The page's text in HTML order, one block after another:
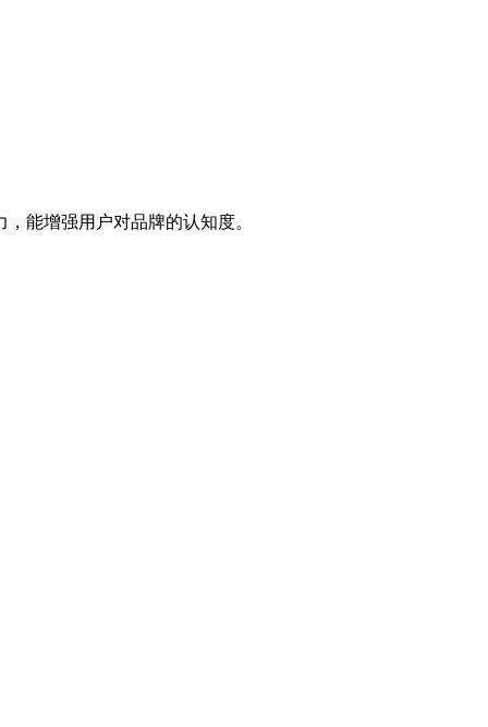
能增强用户对品牌的认知度。